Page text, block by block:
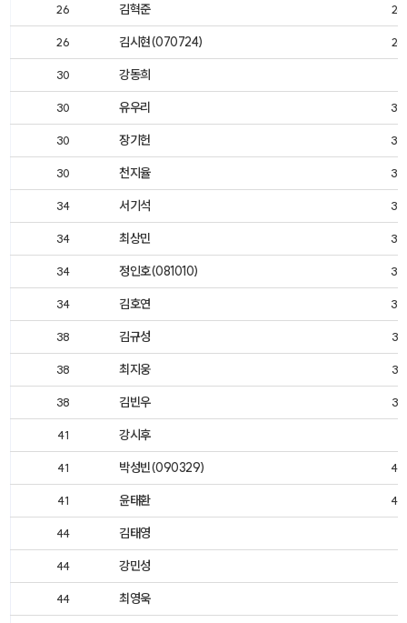
26 김혁준 26
26 김시현(070724) 26
30 강동희
30 유우리 30
30 장기헌 30
30 천지율 30
34 서기석 33
34 최상민 33
34 정인호(081010) 33
34 김호연 33
38 김규성 37
38 최지웅 37
38 김빈우 37
41 강시후
41 박성빈(090329) 40
41 윤태환 40
44 김태영
44 강민성
44 최영욱